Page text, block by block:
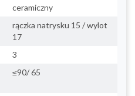
ceramiczny
rączka natrysku 15 / wylot
17
3
≤90/ 65